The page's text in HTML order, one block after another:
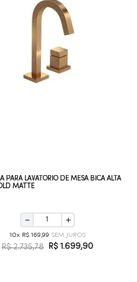
COMPRAR AGORA
VEJA MAIS
PARA LAVATÓRIO DE MESA BICA ALTA
MATTE
＋
－
10 R$ 169,99
R$ 2.735,78 R$ 1 .699,90